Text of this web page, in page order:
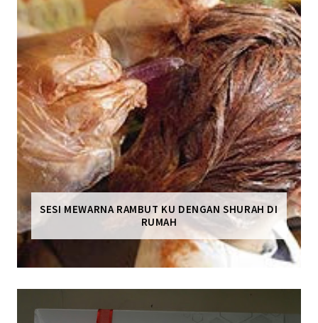
SESI MEWARNA RAMBUT KU DENGAN SHURAH DI
RUMAH